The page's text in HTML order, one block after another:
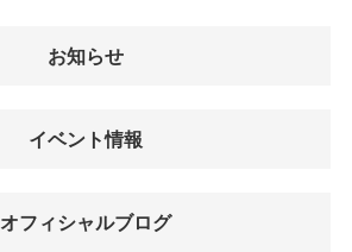
お知らせ
イベント情報
オフィシャルブログ